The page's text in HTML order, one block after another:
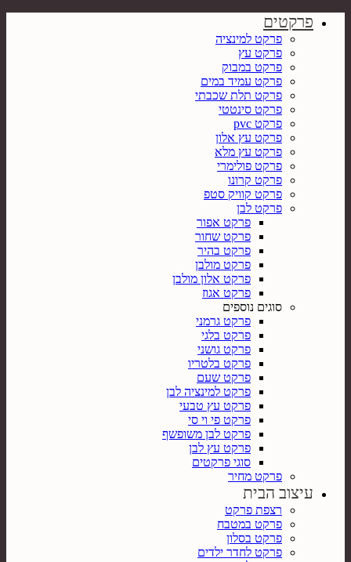
פרקטים
פרקט למינציה
פרקט עץ
פרקט במבוק
פרקט עמיד במים
פרקט תלת שכבתי
פרקט סינטטי
פרקט pvc
פרקט עץ אלון
פרקט עץ מלא
פרקט פולימרי
פרקט קרונו
פרקט קוויק סטפ
פרקט לבן
פרקט אפור
פרקט שחור
פרקט בהיר
פרקט מולבן
פרקט אלון מולבן
פרקט אגוז
סוגים נוספים
פרקט גרמני
פרקט בלגי
פרקט גושני
פרקט בלטריו
פרקט שעם
פרקט למינציה לבן
פרקט עץ טבעי
פרקט פי וי סי
פרקט לבן משופשף
פרקט עץ לבן
סוגי פרקטים
פרקט מחיר
עיצוב הבית
רצפת פרקט
פרקט במטבח
פרקט בסלון
פרקט לחדר ילדים